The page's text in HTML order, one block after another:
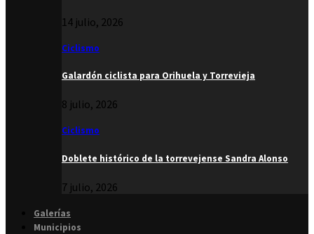
14 julio, 2026
Ciclismo
Galardón ciclista para Orihuela y Torrevieja
8 julio, 2026
Ciclismo
Doblete histórico de la torrevejense Sandra Alonso
7 julio, 2026
Galerías
Municipios